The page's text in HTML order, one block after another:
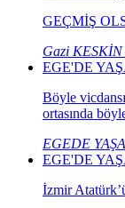
GEÇMİŞ
Gazi KESKİN
EGE'DE
Böyle
ortasında
EGEDE
EGE'DE
İzmir